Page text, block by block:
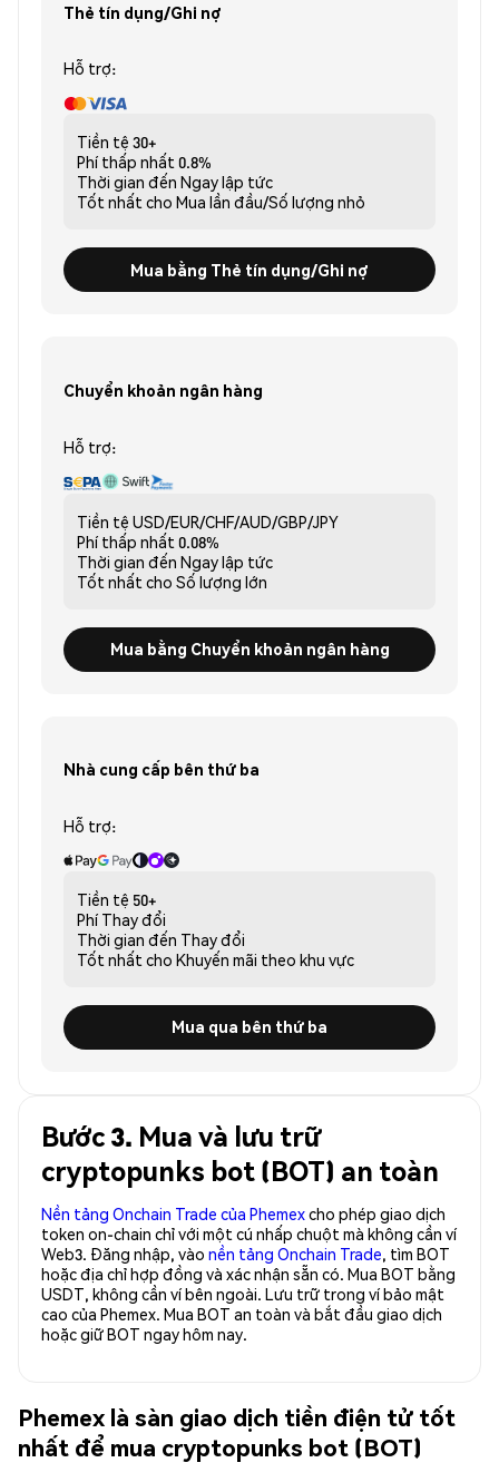
Thẻ tín dụng/Ghi nợ
Hỗ trợ:
Tiền tệ 30+
Phí thấp nhất 0.8%
Thời gian đến Ngay lập tức
Tốt nhất cho Mua lần đầu/Số lượng nhỏ
Mua bằng Thẻ tín dụng/Ghi nợ
Chuyển khoản ngân hàng
Hỗ trợ:
Tiền tệ USD/EUR/CHF/AUD/GBP/JPY
Phí thấp nhất 0.08%
Thời gian đến Ngay lập tức
Tốt nhất cho Số lượng lớn
Mua bằng Chuyển khoản ngân hàng
Nhà cung cấp bên thứ ba
Hỗ trợ:
Tiền tệ 50+
Phí Thay đổi
Thời gian đến Thay đổi
Tốt nhất cho Khuyến mãi theo khu vực
Mua qua bên thứ ba
Bước 3. Mua và lưu trữ
cryptopunks bot (BOT) an toàn
Nền tảng Onchain Trade của Phemexcho phép giao dịch
token on-chain chỉ với một cú nhấp chuột mà không cần ví
Web3. Đăng nhập, vào nền tảng Onchain Trade, tìm BOT
hoặc địa chỉ hợp đồng và xác nhận sẵn có. Mua BOT bằng
USDT, không cần ví bên ngoài. Lưu trữ trong ví bảo mật
cao của Phemex. Mua BOT an toàn và bắt đầu giao dịch
hoặc giữ BOT ngay hôm nay.
Phemex là sàn giao dịch tiền điện tử tốt
nhất để mua cryptopunks bot (BOT)